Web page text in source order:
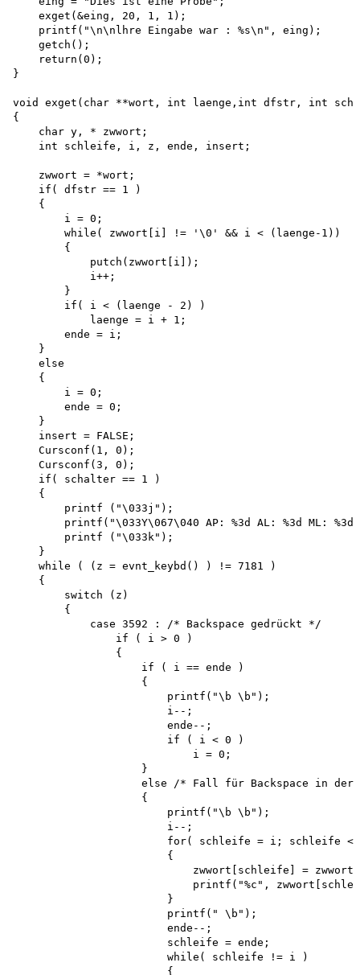
    exget(&eing, 20, 1, 1);
    printf("\n\nlhre Eingabe war : %s\n", eing);
    getch();
    return(0);
}
void exget(char **wort, int laenge,int dfstr, int
{
    char y, * zwwort;
    int schleife, i, z, ende, insert;
    zwwort = *wort;
    if( dfstr == 1 )
    {
        i = 0;
        while( zwwort[i] != '\0' && i < (laenge-1))
        {
            putch(zwwort[i]);
            i++;
        }
        if( i < (laenge - 2) )
            laenge = i + 1;
        ende = i;
    }
    else
    {
        i = 0;
        ende = 0;
    }
    insert = FALSE;
    Cursconf(1, 0);
    Cursconf(3, 0);
    if( schalter == 1 )
    {
        printf ("\033j");
printf("\033Y\067\040 AP: %3d AL: %3d ML:
        printf ("\033k");
    }
    while ( (z = evnt_keybd() ) != 7181 )
    {
        switch (z)
        {
            case 3592 : /* Backspace gedrückt */
                if ( i > 0 )
                {
                    if ( i == ende )
                    {
                        printf("\b \b");
                        i--;
                        ende--;
                        if ( i < 0 )
                            i = 0;
                    }
else /* Fall für Backspace in der
                    {
                        printf("\b \b");
                        i--;
for( schleife = i; schleife <
                        {
zwwort[schleife] =
printf("%c",
                        }
                        printf(" \b");
                        ende--;
                        schleife = ende;
                        while( schleife != i )
                        {